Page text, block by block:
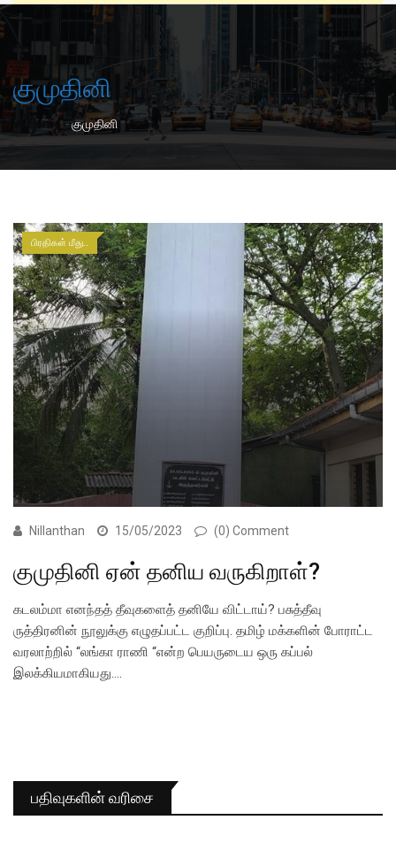
குமுதினி
Home-குமுதினி
பிரதிகள் மீது..
Nillanthan 15/05/2023 (0) Comment
குமுதினி ஏன் தனிய வருகிறாள்?
கடலம்மா எனந்தத் தீவுகளைத் தனியே விட்டாய்? பசுத்தீவு
ருத்திரனின் நூலுக்கு எழுதப்பட்ட குறிப்பு. தமிழ் மக்களின் போராட்ட
வரலாற்றில் “லங்கா ராணி “என்ற பெயருடைய ஒரு கப்பல்
இலக்கியமாகியது.…
பதிவுகளின் வரிசை